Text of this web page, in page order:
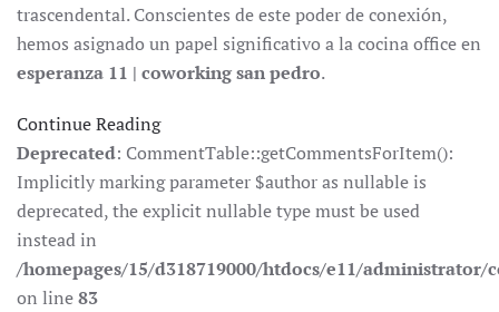
trascendental. Conscientes de este poder de conexión,
hemos asignado un papel significativo a la cocina office en
esperanza 11 | coworking san pedro.
Continue Reading
Deprecated: CommentTable::getCommentsForItem():
Implicitly marking parameter $author as nullable is
deprecated, the explicit nullable type must be used
instead in
/homepages/15/d318719000/htdocs/e11/
on line83